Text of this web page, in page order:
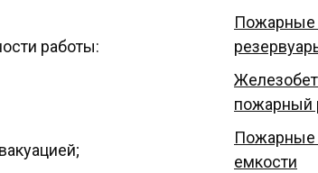
работы:
Пожарные
пожарный
Пожарные
емкости